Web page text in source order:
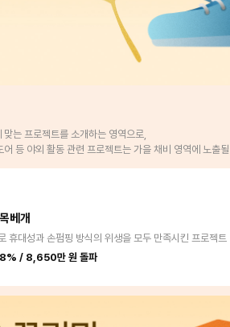
는 프로젝트를 소개하는 영역으로,
어 등 야외 활동 관련 프로젝트는 가을 채비 영역에 노출
베개
휴대성과 손펌핑 방식의 위생을 모두 만족시킨 프로젝트
/ 8,650만 원 돌파